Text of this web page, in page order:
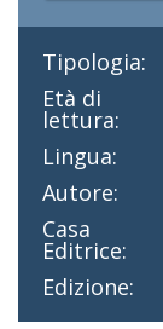
Tipologia:
Età di
lettura:
Lingua:
Autore:
Casa
Editrice:
Edizione: